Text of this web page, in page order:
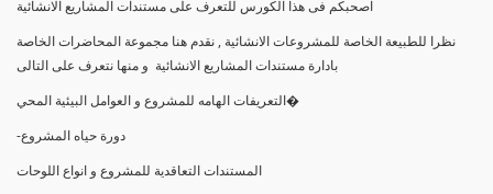
نظرا للطبيعة الخاصة للمشروعات الانشائية , نقدم هنا مجموعة المحاضرات الخاصة
التعريفات الهامه للمشروع و العوامل البيئية المحي�